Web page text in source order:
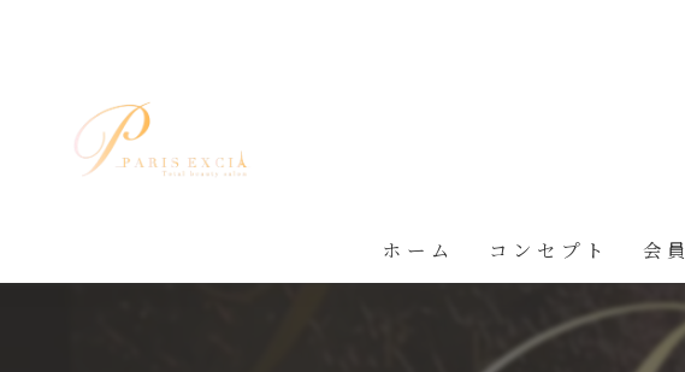
ホーム コンセプト 会